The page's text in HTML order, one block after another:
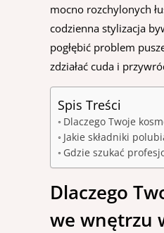
mocno rozchylonych
codzienna stylizacja
pogłębić problem
zdziałać cuda i
Spis Treści
Dlaczego Twoje
Jakie składniki
Gdzie szukać
Dlaczego
we wnętrzu